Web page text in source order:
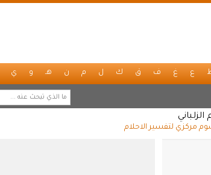
ع غ ف ق ك ل م ن هـ و ي
مركزي لتفسير الاحلام